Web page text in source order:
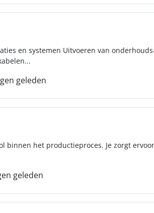
en systemen Uitvoeren van
geleden
binnen het productieproces. Je zorgt
geleden